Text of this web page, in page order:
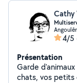
Cathy
4/5
Présentation
Garde d'animaux : je prends soin de vos animaux :
chats, vos